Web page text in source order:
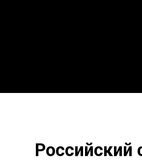
Российский